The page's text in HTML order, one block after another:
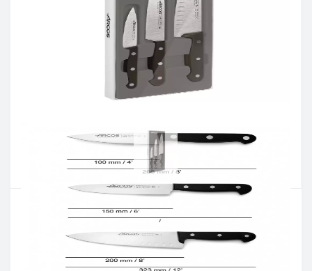
807410
Цiна 3 516 грн.
Кількість: